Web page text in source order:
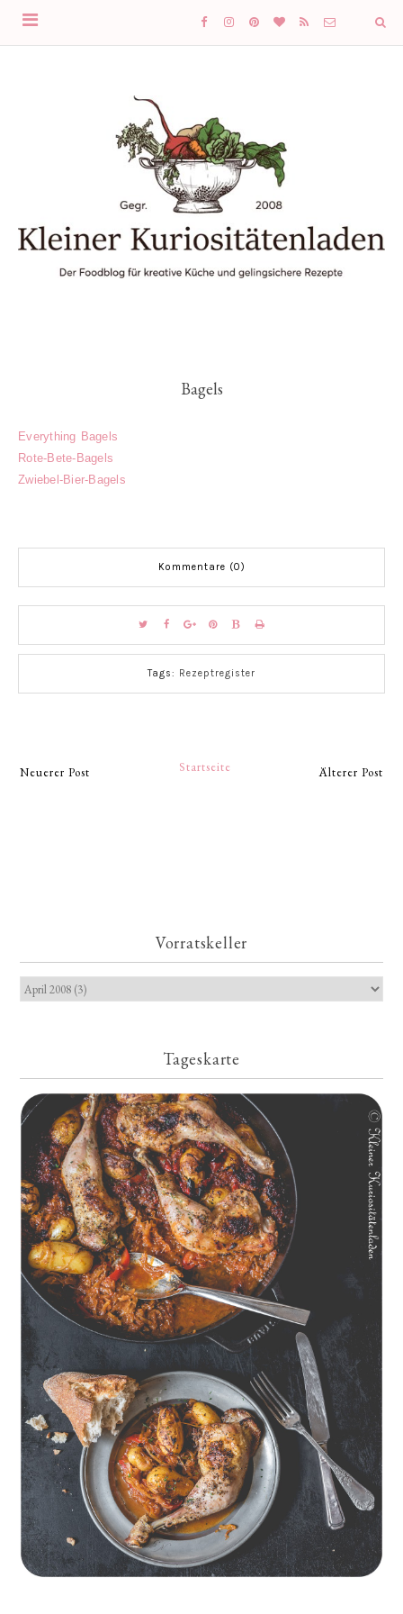
Bagels
Everything Bagels
Rote-Bete-Bagels
Zwiebel-Bier-Bagels
Kommentare (0)
Tags: Rezeptregister
Neuerer Post Älterer Post
Startseite
Vorratskeller
Tageskarte
Geschmorte Hähnchenschenkel auf Paprikakraut und kleinen
Kartoffeln